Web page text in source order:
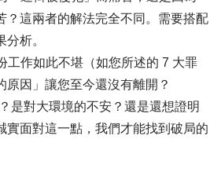
？這兩者的解法完全不同。需要搭配
析。
工作如此不堪（如您所述的 7 大罪
原因」讓您至今還沒有離開？
是對大環境的不安？還是還想證明
面對這一點，我們才能找到破局的